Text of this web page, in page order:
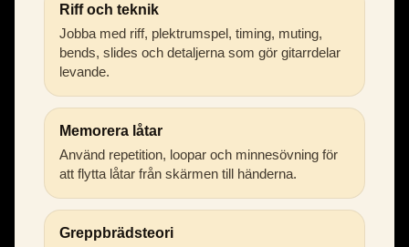
Riff och teknik
Jobba med riff, plektrumspel, timing, muting,
bends, slides och detaljerna som gör gitarrdelar
levande.
Memorera låtar
Använd repetition, loopar och minnesövning för
att flytta låtar från skärmen till händerna.
Greppbrädsteori